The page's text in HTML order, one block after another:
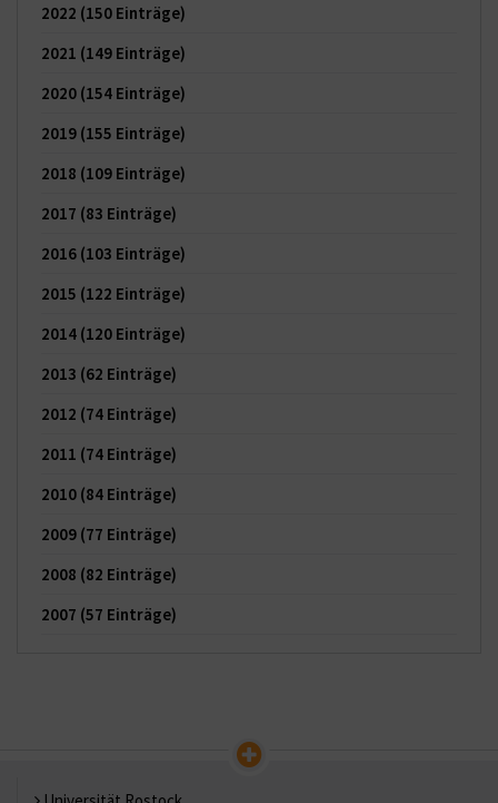
2022 (150 Einträge)
2021 (149 Einträge)
2020 (154 Einträge)
2019 (155 Einträge)
2018 (109 Einträge)
2017 (83 Einträge)
2016 (103 Einträge)
2015 (122 Einträge)
2014 (120 Einträge)
2013 (62 Einträge)
2012 (74 Einträge)
2011 (74 Einträge)
2010 (84 Einträge)
2009 (77 Einträge)
2008 (82 Einträge)
2007 (57 Einträge)